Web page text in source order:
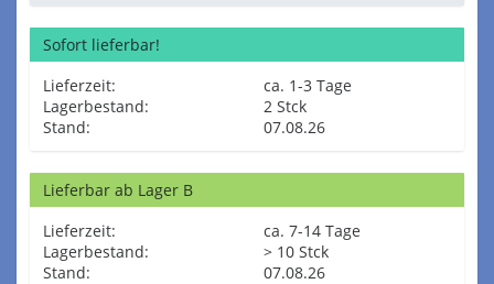
Sofort lieferbar!
Lieferzeit:
ca. 1-3 Tage
Lagerbestand:
2 Stck
Stand:
07.08.26
Lieferbar ab Lager B
Lieferzeit:
ca. 7-14 Tage
Lagerbestand:
> 10 Stck
Stand:
07.08.26